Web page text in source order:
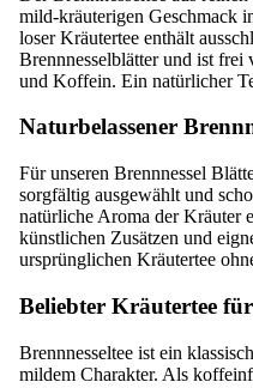
mild-kräuterigen Geschmack
loser Kräutertee enthält
Brennnesselblätter und ist
und Koffein. Ein natürlicher
Naturbelassener
Für unseren Brennnessel
sorgfältig ausgewählt und
natürliche Aroma der Kräuter
künstlichen Zusätzen und
ursprünglichen Kräutertee
Beliebter Kräutertee für
Brennnesseltee ist ein
mildem Charakter. Als